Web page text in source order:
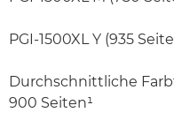
PGI-1500XL Y (935
Durchschnittliche
900 Seiten¹